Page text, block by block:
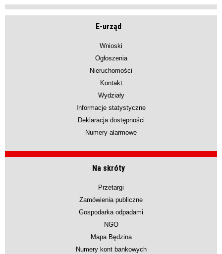
E-urząd
Wnioski
Ogłoszenia
Nieruchomości
Kontakt
Wydziały
Informacje statystyczne
Deklaracja dostępności
Numery alarmowe
Na skróty
Przetargi
Zamówienia publiczne
Gospodarka odpadami
NGO
Mapa Będzina
Numery kont bankowych